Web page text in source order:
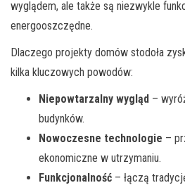
wyglądem, ale także są niezwykle
energooszczędne.
Dlaczego projekty domów stodoła
kilka kluczowych powodów:
Niepowtarzalny wygląd –
budynków.
Nowoczesne technologie –
ekonomiczne w utrzymaniu.
Funkcjonalność – łączą